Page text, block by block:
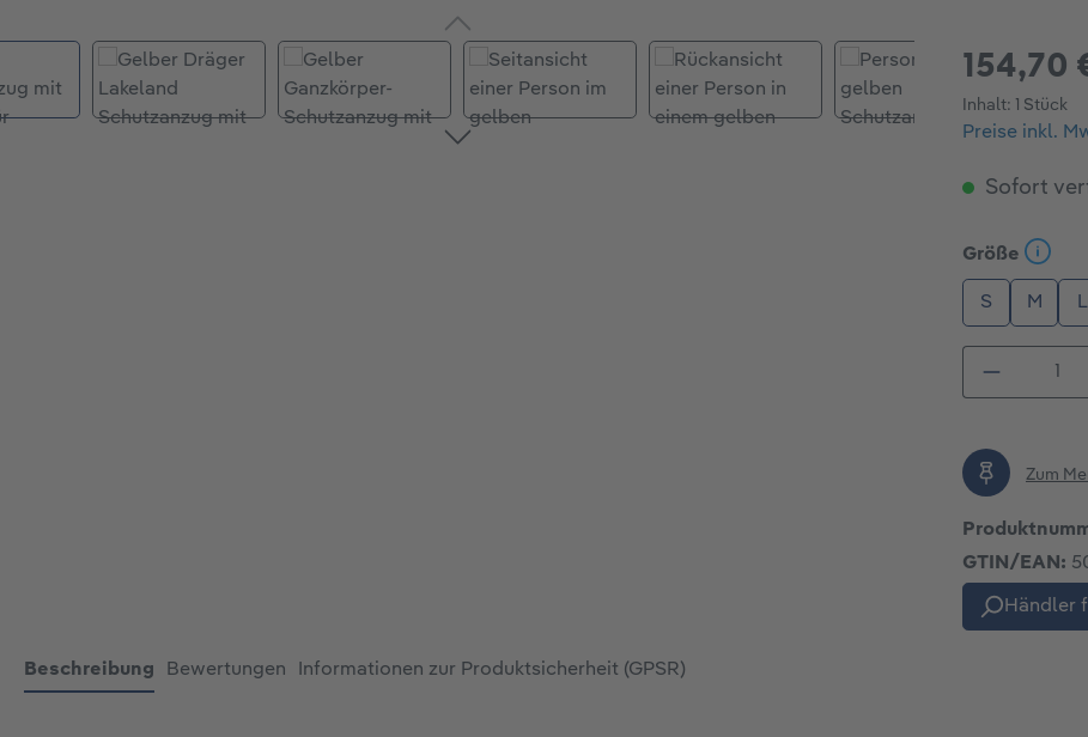
Bildergalerie überspringen 154,70
Inhalt: 1 Stück
Preise inkl.
Sofort
Größe
S M L
Produkt
Zum
GTIN/EAN:
Händler
Beschreibung Bewertungen Informationen zur Produktsicherheit (GPSR)